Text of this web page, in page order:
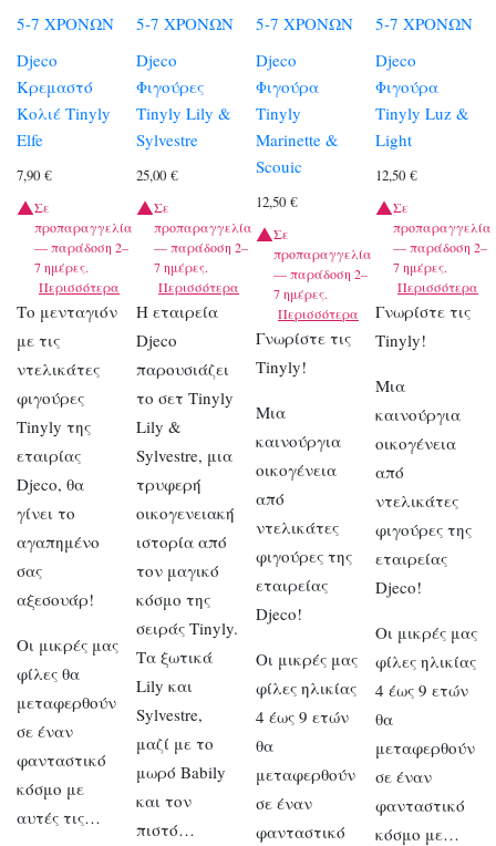
5-7 ΧΡΟΝΩΝ
Djeco
Κρεμαστό
Κολιέ Tinyly
Elfe
7,90 €
Σε
προπαραγγελία
— παράδοση 2–
7 ημέρες.
Περισσότερα
Το μενταγιόν
με τις
ντελικάτες
φιγούρες
Tinyly της
εταιρίας
Djeco, θα
γίνει το
αγαπημένο
σας
αξεσουάρ!
Οι μικρές μας
φίλες θα
μεταφερθούν
σε έναν
φανταστικό
κόσμο με
αυτές τις…
5-7 ΧΡΟΝΩΝ
Djeco
Φιγούρες
Tinyly Lily &
Sylvestre
25,00€
Σε
προπαραγγελία
— παράδοση 2–
7 ημέρες.
Περισσότερα
Η εταιρεία
Djeco
παρουσιάζει
το σετ Tinyly
Lily &
Sylvestre, μια
τρυφερή
οικογενειακή
ιστορία από
τον μαγικό
κόσμο της
σειράς Tinyly.
Τα ξωτικά
Lily και
Sylvestre,
μαζί με το
μωρό Babily
και τον
πιστό…
5-7 ΧΡΟΝΩΝ
Djeco
Φιγούρα
Tinyly
Marinette &
Scouic
12,50€
Σε
προπαραγγελία
— παράδοση 2–
7 ημέρες.
Περισσότερα
Γνωρίστε τις
Tinyly!
Μια
καινούργια
οικογένεια
από
ντελικάτες
φιγούρες της
εταιρείας
Djeco!
Οι μικρές μας
φίλες ηλικίας
4 έως 9 ετών
θα
μεταφερθούν
σε έναν
φανταστικό
5-7 ΧΡΟΝΩΝ
Djeco
Φιγούρα
Tinyly Luz &
Light
12,50€
Σε
προπαραγγελία
— παράδοση 2–
7 ημέρες.
Περισσότερα
Γνωρίστε τις
Tinyly!
Μια
καινούργια
οικογένεια
από
ντελικάτες
φιγούρες της
εταιρείας
Djeco!
Οι μικρές μας
φίλες ηλικίας
4 έως 9 ετών
θα
μεταφερθούν
σε έναν
φανταστικό
κόσμο με…